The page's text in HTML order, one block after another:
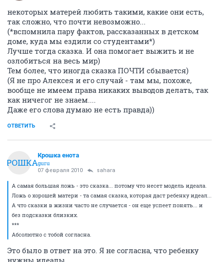
некоторых матерей любить такими, какие они есть,
так сложно, что почти невозможно...
(*вспомнила пару фактов, рассказанных в детском
доме, куда мы ездили со студентами*)
Лучше тогда сказка. И она помогает выжить и не
озлобиться на весь мир)
Тем более, что иногда сказка ПОЧТИ сбывается)
(Я не про Алексея и его случай - там мы, похоже,
вообще не имеем права никаких выводов делать, так
как ничегог не знаем....
Даже его слова думаю не есть правда))
ОТВЕТИТЬ
КРОШКА
Крошка енота
guru
07 февраля 2010 sahara
А самая большая ложь - это сказка... потому что несет модель идеала.
Ложь о хорошей матери - та самая сказка, которая даст ребенку идеал...
А что сказки в жизни часто не случается - он еще успеет понять... и
без подсказки близких.
***
Абсолютно с тобой согласна.
Это было в ответ на это. Я не согласна, что ребенку
нужны идеалы.